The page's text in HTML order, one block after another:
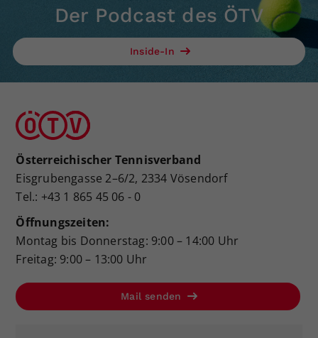
Der Podcast des ÖTV
Inside-In
Österreichischer Tennisverband
Eisgrubengasse 2–6/2, 2334 Vösendorf
Tel.: +43 1 865 45 06 - 0
Öffnungszeiten:
Montag bis Donnerstag: 9:00 – 14:00 Uhr
Freitag: 9:00 – 13:00 Uhr
Mail senden